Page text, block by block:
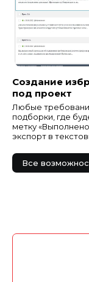
Создание
под проект
Любые
подборки, где
метку
экспорт в
Все